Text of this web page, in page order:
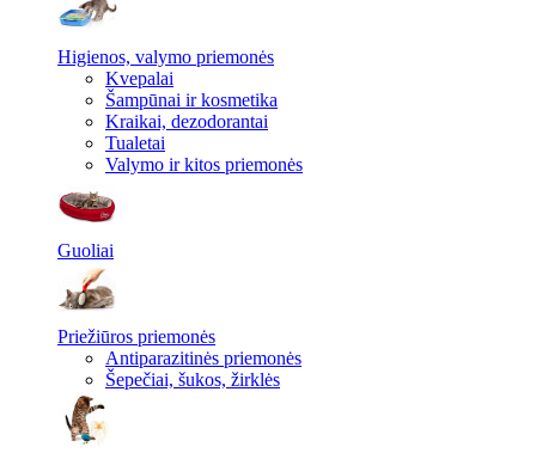
Higienos, valymo priemonės
Kvepalai
Šampūnai ir kosmetika
Kraikai, dezodorantai
Tualetai
Valymo ir kitos priemonės
Guoliai
Priežiūros priemonės
Antiparazitinės priemonės
Šepečiai, šukos, žirklės